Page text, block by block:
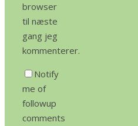
browser
til næste
gang jeg
kommenterer.
Notify
me of
followup
comments